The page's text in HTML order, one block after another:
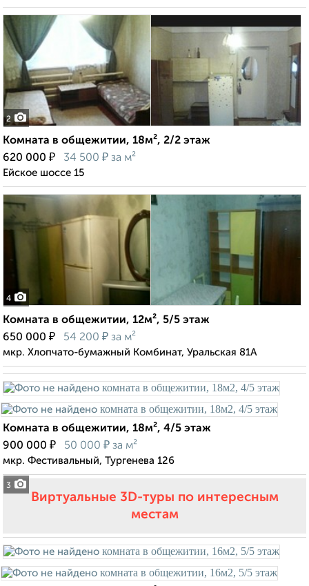
2
Комната в общежитии, 18м², 2/2 этаж
620 000 ₽ 34 500 ₽ за м²
Ейское шоссе 15
4
Комната в общежитии, 12м², 5/5 этаж
650 000 ₽ 54 200 ₽ за м²
мкр. Хлопчато-бумажный Комбинат, Уральская 81А
3
Комната в общежитии, 18м², 4/5 этаж
900 000 ₽ 50 000 ₽ за м²
мкр. Фестивальный, Тургенева 126
Виртуальные 3D-туры по интересным
местам